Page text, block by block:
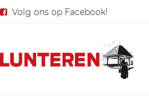
Volg ons op Facebook!